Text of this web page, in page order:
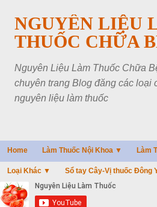
Chuyển đến nội dung
NGUYÊN LIỆU
THUỐC CHỮA
Nguyên Liệu Làm Thuốc Chữa
chuyên trang Blog đăng các loại
nguyên liệu làm thuốc
Home Làm Thuốc Nội Khoa ▼ Làm
Loại Khác ▼ Sổ tay Cây-Vị thuốc Đông